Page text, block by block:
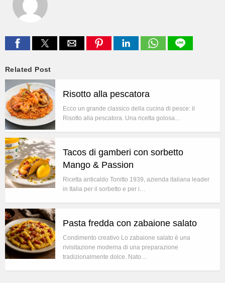
Related Post
Risotto alla pescatora
Ecco un grande classico della cucina di pesce: il
Risotto alla pescatora. Una ricetta golosa…
Tacos di gamberi con sorbetto
Mango & Passion
Ricetta anticaldo Tonitto 1939, azienda italiana leader
in Italia per il sorbetto e per i…
Pasta fredda con zabaione salato
Condimento creativo Lo zabaione salato è una
rivisitazione moderna di una preparazione
tradizionalmente dolce. Nato…